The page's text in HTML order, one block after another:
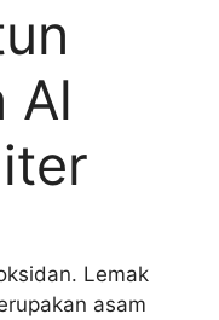
Al
Lemak
asam